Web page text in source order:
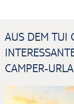
AUS DEM TUI
CAMPER-